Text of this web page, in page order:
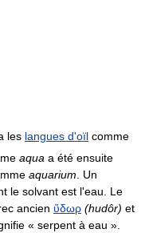
les langues d'oïl comme
aqua a été ensuite
aquarium . Un
le solvant est l'eau. Le
ancien ὕδωρ (hudôr) et
« serpent à eau »